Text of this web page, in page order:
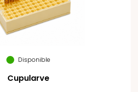
Disponible
Cupularve